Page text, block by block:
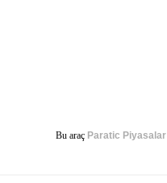
Bu araç Paratic Piyasalar